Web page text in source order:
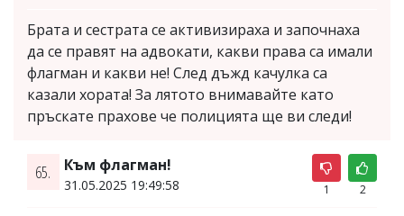
Брата и сестрата се активизираха и започнаха
да се правят на адвокати, какви права са имали
флагман и какви не! След дъжд качулка са
казали хората! За лятото внимавайте като
пръскате прахове че полицията ще ви следи!
65. Към флагман!
31.05.2025 19:49:58 1 2